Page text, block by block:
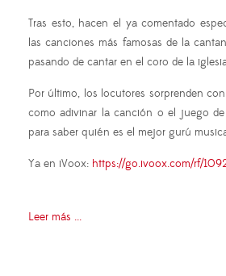
Tras esto, hacen el ya comentado
las canciones más famosas de la
pasando de cantar en el coro de la
Por último, los locutores sorprenden
como adivinar la canción o el juego de
para saber quién es el mejor gurú
Ya en iVoox: https://go.ivoox.com/rf/
Leer más ...